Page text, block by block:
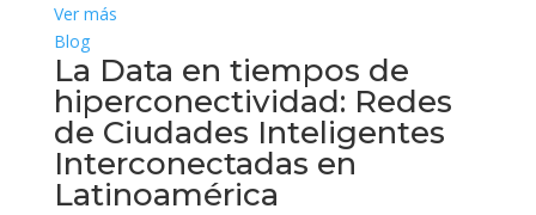
Ver más
Blog
La Data en tiempos de
hiperconectividad: Redes
de Ciudades Inteligentes
Interconectadas en
Latinoamérica